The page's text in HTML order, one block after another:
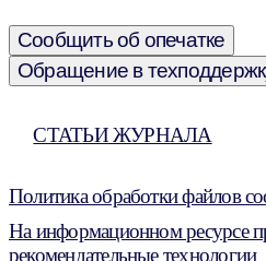
Сообщить об опечатке
Обращение в
СТАТЬИ ЖУРНАЛА
Политика обработки файлов
На информационном ресурсе
рекомендательные технологии